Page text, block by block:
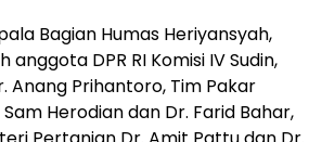
Bagian Humas Heriyansyah,
DPR RI Komisi IV Sudin,
Anang Prihantoro, Tim Pakar
Herodian dan Dr. Farid Bahar,